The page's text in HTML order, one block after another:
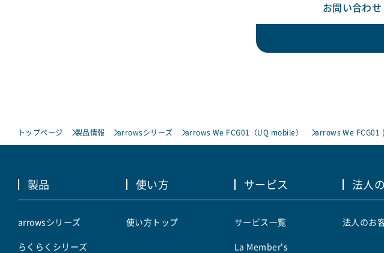
お問い合わせ
トップページ 製品情報 arrowsシリーズ arrows We FCG01（UQ mobile） arrows We FCG01
製品
arrowsシリーズ
らくらくシリーズ
使い方
使い方トップ
サービス
サービス一覧
La Member's
法人
法人のお